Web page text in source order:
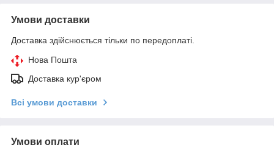
Умови доставки
Доставка здійснюється тільки по передоплаті.
Нова Пошта
Доставка кур'єром
Всі умови доставки
Умови оплати